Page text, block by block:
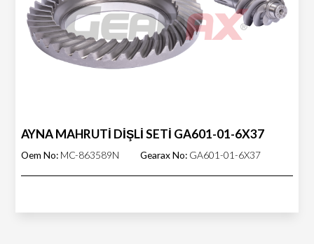
AYNA MAHRUTİ DİŞLİ SETİ GA601-01-6X37
Oem No: MC-863589N Gearax No: GA601-01-6X37